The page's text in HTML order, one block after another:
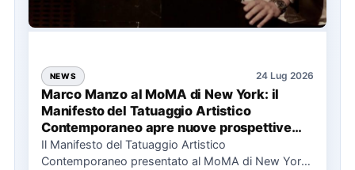
NEWS 24 Lug 2026
Marco Manzo al MoMA di New York: il
Manifesto del Tatuaggio Artistico
Contemporaneo apre nuove prospettive
per il collezionismo
Il Manifesto del Tatuaggio Artistico
Contemporaneo presentato al MoMA di New York